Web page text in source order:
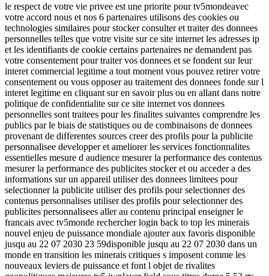
le respect de votre vie privee est une priorite pour tv5mondeavec
votre accord nous et nos 6 partenaires utilisons des cookies ou
technologies similaires pour stocker consulter et traiter des donnees
personnelles telles que votre visite sur ce site internet les adresses ip
et les identifiants de cookie certains partenaires ne demandent pas
votre consentement pour traiter vos donnees et se fondent sur leur
interet commercial legitime a tout moment vous pouvez retirer votre
consentement ou vous opposer au traitement des donnees fonde sur l
interet legitime en cliquant sur en savoir plus ou en allant dans notre
politique de confidentialite sur ce site internet vos donnees
personnelles sont traitees pour les finalites suivantes comprendre les
publics par le biais de statistiques ou de combinaisons de donnees
provenant de differentes sources creer des profils pour la publicite
personnalisee developper et ameliorer les services fonctionnalites
essentielles mesure d audience mesurer la performance des contenus
mesurer la performance des publicites stocker et ou acceder a des
informations sur un appareil utiliser des donnees limitees pour
selectionner la publicite utiliser des profils pour selectionner des
contenus personnalises utiliser des profils pour selectionner des
publicites personnalisees aller au contenu principal enseigner le
francais avec tv5monde rechercher login back to top les minerais
nouvel enjeu de puissance mondiale ajouter aux favoris disponible
jusqu au 22 07 2030 23 59disponible jusqu au 22 07 2030 dans un
monde en transition les minerais critiques s imposent comme les
nouveaux leviers de puissance et font l objet de rivalites